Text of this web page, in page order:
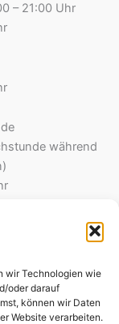
wir Technologien wie
oder darauf
können wir Daten
Website verarbeiten.
– 21:00 Uhr
während